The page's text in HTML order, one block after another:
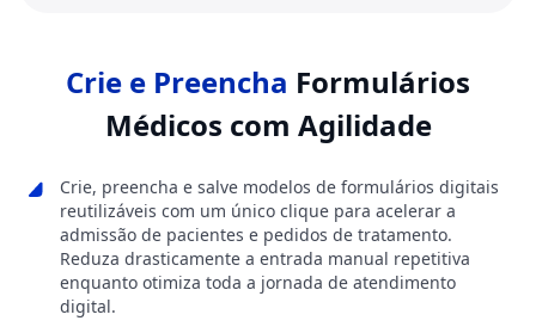
Crie e Preencha Formulários
Médicos com Agilidade
Crie, preencha e salve modelos de formulários digitais
reutilizáveis com um único clique para acelerar a
admissão de pacientes e pedidos de tratamento.
Reduza drasticamente a entrada manual repetitiva
enquanto otimiza toda a jornada de atendimento
digital.